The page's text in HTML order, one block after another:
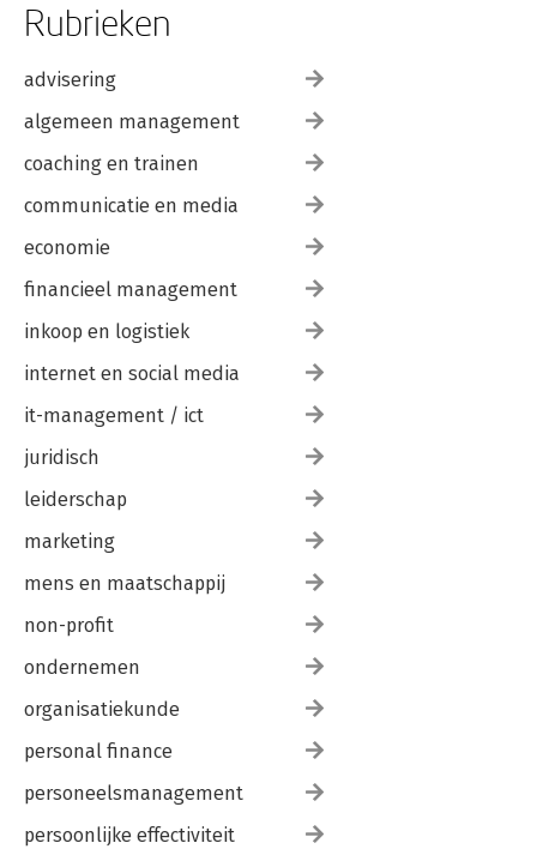
Rubrieken
advisering
algemeen management
coaching en trainen
communicatie en media
economie
financieel management
inkoop en logistiek
internet en social media
it-management / ict
juridisch
leiderschap
marketing
mens en maatschappij
non-profit
ondernemen
organisatiekunde
personal finance
personeelsmanagement
persoonlijke effectiviteit